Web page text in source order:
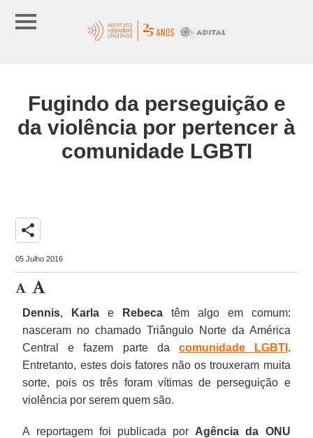
Fugindo da perseguição e
da violência por pertencer à
comunidade LGBTI
share
05 Julho 2016
Dennis, Karla e Rebeca têm algo em comum:
nasceram no chamado Triângulo Norte da América
Central e fazem parte da comunidade LGBTI .
Entretanto, estes dois fatores não os trouxeram muita
sorte, pois os três foram vítimas de perseguição e
violência por serem quem são.
A reportagem foi publicada por Agência da ONU